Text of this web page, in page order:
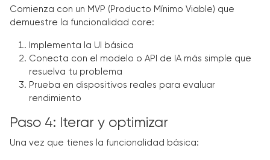
Comienza con un MVP (Producto Mínimo Viable) que
demuestre la funcionalidad core:
Implementa la UI básica
Conecta con el modelo o API de IA más simple que
resuelva tu problema
Prueba en dispositivos reales para evaluar
rendimiento
Paso 4: Iterar y optimizar
Una vez que tienes la funcionalidad básica: